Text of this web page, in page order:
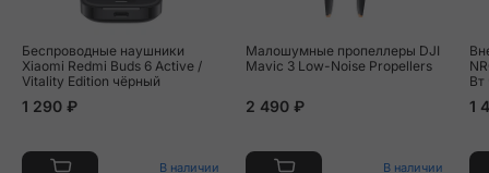
Беспроводные наушники
Xiaomi Redmi Buds 6 Active /
Vitality Edition чёрный
1 290 ₽
В наличии
Малошумные пропеллеры DJI
Mavic 3 Low-Noise Propellers
2 490 ₽
В наличии
Вт
1